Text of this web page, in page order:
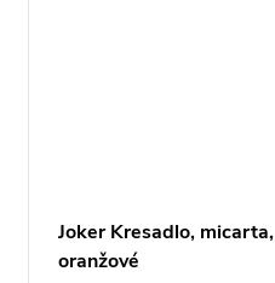
Joker Kresadlo, micarta,
oranžové